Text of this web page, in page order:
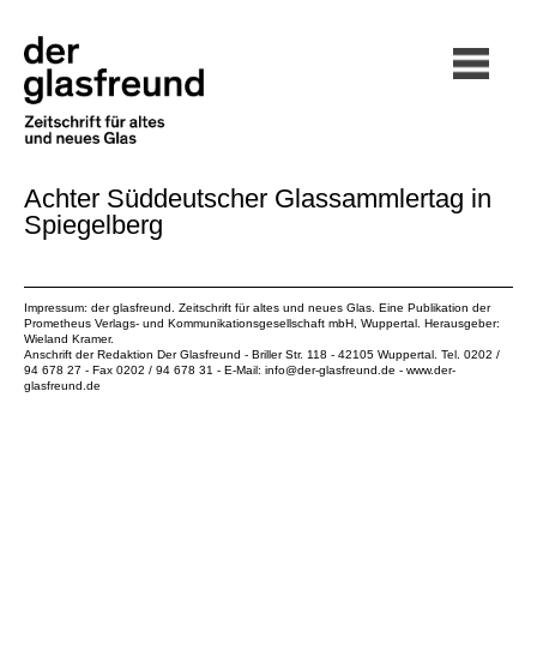
Achter Süddeutscher Glassammlertag in
Spiegelberg
Impressum: der glasfreund. Zeitschrift für altes und neues Glas. Eine Publikation der
Prometheus Verlags- und Kommunikationsgesellschaft mbH , Wuppertal. Herausgeber:
Wieland Kramer.
Anschrift der Redaktion Der Glasfreund - Briller Str. 118 - 42105 Wuppertal. Tel. 0202 /
94 678 27 - Fax 0202 / 94 678 31 - E-Mail: info@der-glasfreund.de - www.der-
glasfreund.de